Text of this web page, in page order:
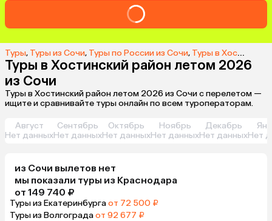
Туры, Туры из Сочи, Туры по России из Сочи, Туры в Хостинский район из Сочи
Туры в Хостинский район летом 2026
из Сочи
Туры в Хостинский район летом 2026 из Сочи с перелетом —
ищите и сравнивайте туры онлайн по всем туроператорам.
Август
Нет данных
Сентябрь
Нет данных
Октябрь
Нет данных
Ноябрь
Нет данных
Декабрь
Нет данныхНет
из Сочи вылетов нет
мы показали туры из Краснодара
от 149 740 ₽
Туры из Екатеринбургаот 72 500 ₽
Туры из Волгоградаот 92 677 ₽